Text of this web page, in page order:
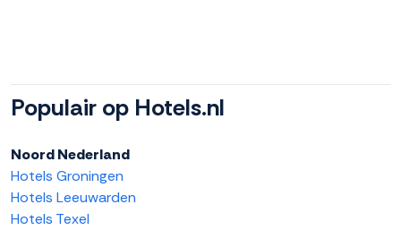
Populair op Hotels.nl
Noord Nederland
Hotels Groningen
Hotels Leeuwarden
Hotels Texel